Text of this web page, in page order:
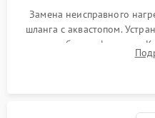
Замена неисправного
шланга с аквастопом.
патрубках и фильтрах.
управления,